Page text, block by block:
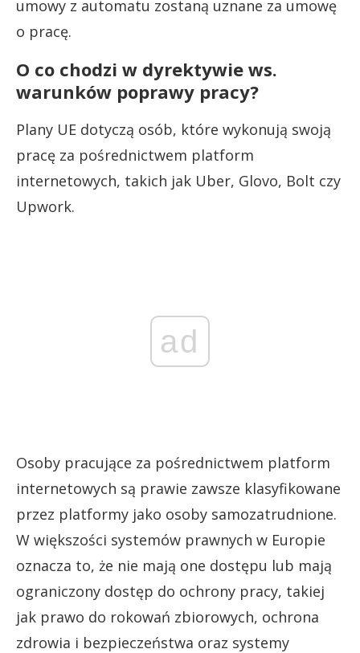
umowy z automatu zostaną uznane za umowę
o pracę.
O co chodzi w dyrektywie ws.
warunków poprawy pracy?
Plany UE dotyczą osób, które wykonują swoją
pracę za pośrednictwem platform
internetowych, takich jak Uber, Glovo, Bolt czy
Upwork.
ad
Osoby pracujące za pośrednictwem platform
internetowych są prawie zawsze klasyfikowane
przez platformy jako osoby samozatrudnione.
W większości systemów prawnych w Europie
oznacza to, że nie mają one dostępu lub mają
ograniczony dostęp do ochrony pracy, takiej
jak prawo do rokowań zbiorowych, ochrona
zdrowia i bezpieczeństwa oraz systemy